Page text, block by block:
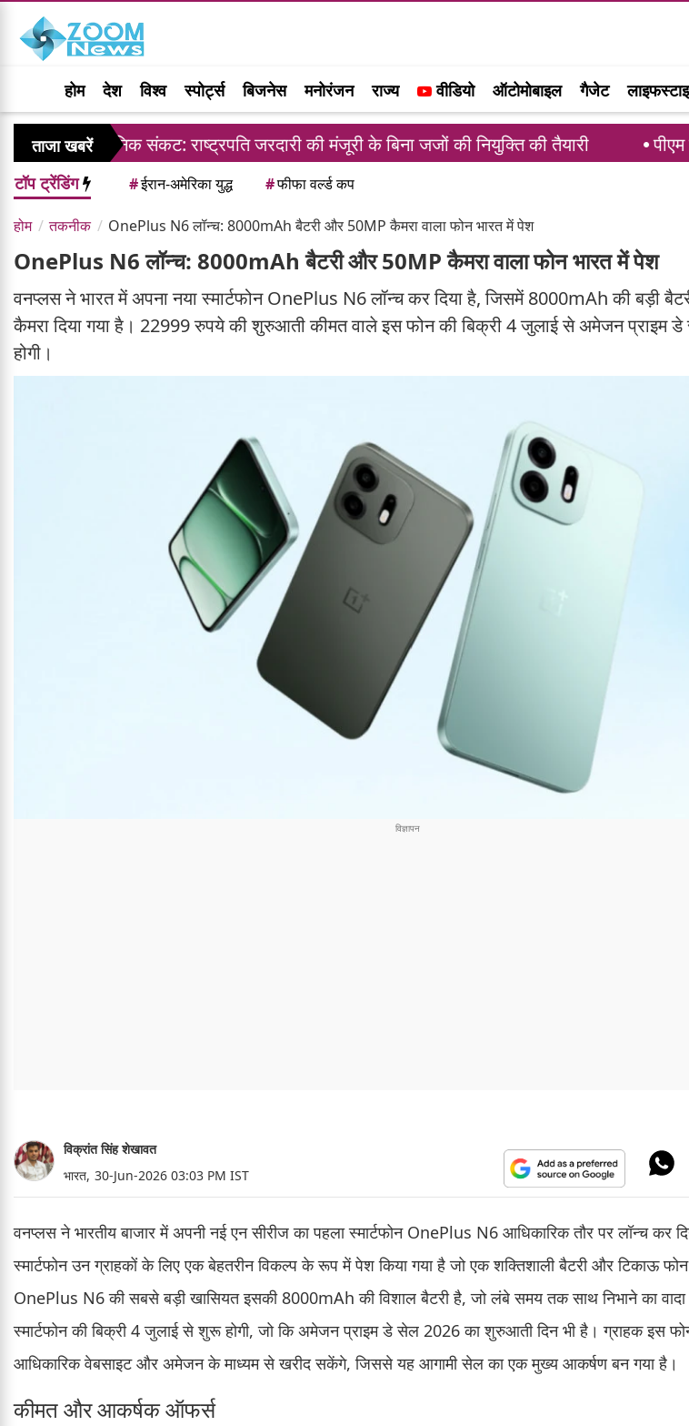
होम देश विश्व स्पोर्ट्स बिजनेस मनोरंजन राज्य वीडियो ऑटोमोबाइल गैजेट
ताजा खबरें
संवैधानिक संकट: राष्ट्रपति जरदारी की मंजूरी के बिना जजों की नियुक्ति की तैयारी पीएम मोदी ने
टॉप ट्रेंडिंग #ईरान-अमेरिका युद्ध #फीफा वर्ल्ड कप
होम तकनीक OnePlus N6 लॉन्च: 8000mAh बैटरी और 50MP कैमरा वाला फोन भारत में पेश
OnePlus N6 लॉन्च: 8000mAh बैटरी और 50MP कैमरा वाला फोन भारत में पेश
वनप्लस ने भारत में अपना नया स्मार्टफोन OnePlus N6 लॉन्च कर दिया है, जिसमें 8000mAh की बड़ी
कैमरा दिया गया है। 22999 रुपये की शुरुआती कीमत वाले इस फोन की बिक्री 4 जुलाई से अमेजन प्राइम
होगी।
विक्रांत सिंह शेखावत
भारत, 30-Jun-2026 03:03 PM IST
वनप्लस ने भारतीय बाजार में अपनी नई एन सीरीज का पहला स्मार्टफोन OnePlus N6 आधिकारिक तौर पर लॉन्च कर
स्मार्टफोन उन ग्राहकों के लिए एक बेहतरीन विकल्प के रूप में पेश किया गया है जो एक शक्तिशाली बैटरी और टिकाऊ
OnePlus N6 की सबसे बड़ी खासियत इसकी 8000mAh की विशाल बैटरी है, जो लंबे समय तक साथ निभाने का
स्मार्टफोन की बिक्री 4 जुलाई से शुरू होगी, जो कि अमेजन प्राइम डे सेल 2026 का शुरुआती दिन भी है। ग्राहक इस
आधिकारिक वेबसाइट और अमेजन के माध्यम से खरीद सकेंगे, जिससे यह आगामी सेल का एक मुख्य आकर्षण बन गया है।
कीमत और आकर्षक ऑफर्स